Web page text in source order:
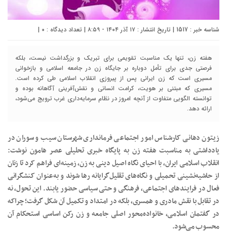
شناسه خبر : 1517 | تاریخ انتشار : ۱۷ آذر ۱۴۰۴ - ۸:۵۹ | تعداد دیدگاه : ۰ |
هفته زن، تنها یک مناسبت تقویمی برای تبریک و بزرگداشت نیست، بلکه
فرصتی جدی برای تأمل دوباره بر جایگاه زن در جامعه اسلامی و بازخوانی
مسیری است که زن ایرانی پس از پیروزی انقلاب اسلامی طی کرده است.
مسیری که مبتنی بر هویت، کرامت انسانی و نقش‌آفرینی آگاهانه بوده و
توانسته الگویی متفاوت از آنچه امروز در نظام سرمایه‌داری غرب ترویج می‌شود،
ارائه دهد.
زیتون دهانی کارشناس امور اجتماعی فرمانداری شهرستان سیب و سوران در
یادداشتی به مناسبت هفته زن به پایگاه خبری تحلیلی عصر هامون نوشت:
انقلاب اسلامی ایران، با احیای نگاه اصیل دینی به زن، زمینه‌ای فراهم کرد تا زنان
از حاشیه‌نشینی تحمیلی و نگاه‌های تقلیل‌گرایانه رها شوند و به‌عنوان کنشگرانی
فعال در فرایندهای اجتماعی، فرهنگی و حتی سیاسی حضور یابند. این تحول، نه
در تقابل با نقش مادری و همسری، بلکه در امتداد و تکمیل آن شکل گرفت؛ چراکه
در گفتمان اسلامی، خانواده‌محور اصلی جامعه و زن رکن اساسی استحکام آن
محسوب می‌شود.